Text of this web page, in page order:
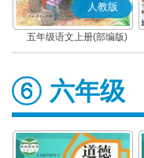
人教版
五年级语文上册(部编版)
六年级